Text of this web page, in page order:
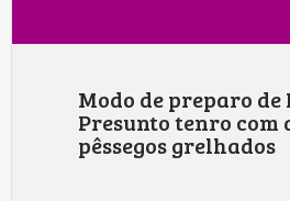
Modo de preparo
Presunto tenro com
pêssegos grelhados